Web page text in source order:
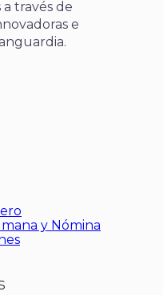
través de
e
y Nómina